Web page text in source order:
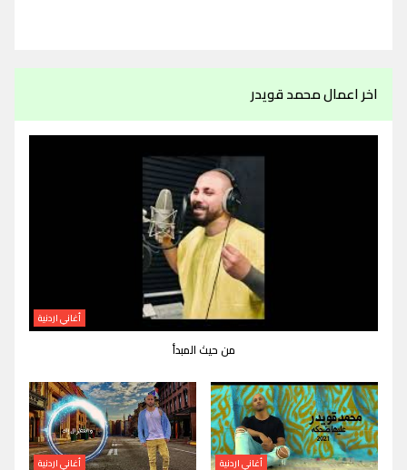
اخر اعمال محمد قويدر
أغاني اردنية
من حيث المبدأ
أغاني اردنية أغاني اردنية